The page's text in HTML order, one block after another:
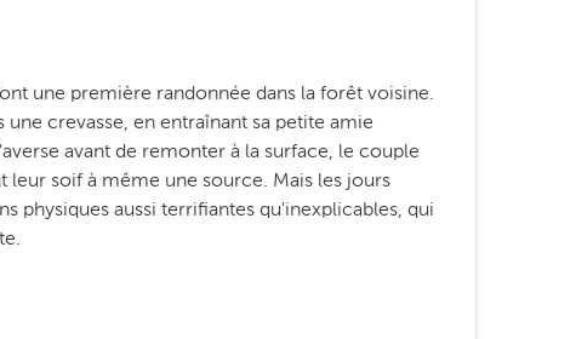
une première randonnée dans la forêt voisine.
crevasse, en entraînant sa petite amie
avant de remonter à la surface, le couple
leur soif à même une source. Mais les jours
physiques aussi terrifiantes qu'inexplicables, qui